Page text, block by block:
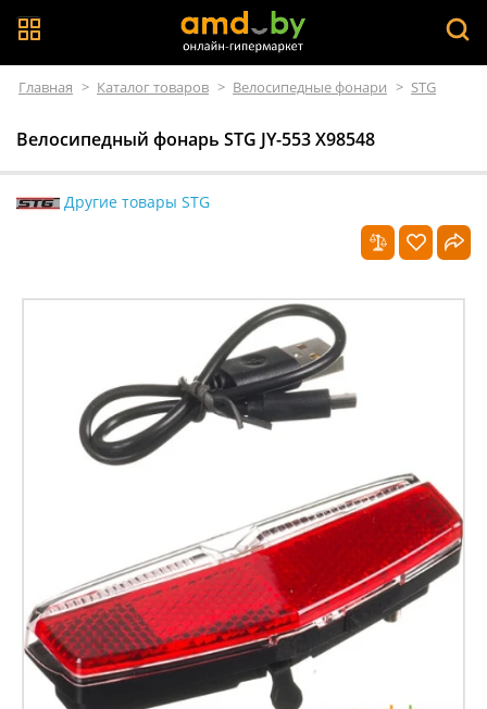
Главная > Каталог товаров > Велосипедные фонари > STG
Велосипедный фонарь STG JY-553 Х98548
Другие товары STG